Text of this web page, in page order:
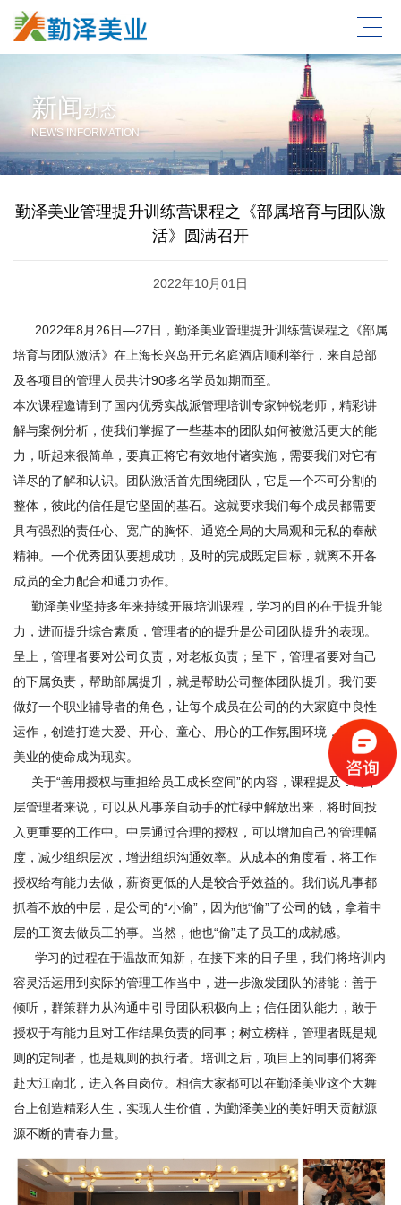
新闻动态
NEWS INFORMATION
勤泽美业管理提升训练营课程之《部属培育与团队激
活》圆满召开
2022年10月01日
2022年8月26日—27日，勤泽美业管理提升训练营课程之《部属
培育与团队激活》在上海长兴岛开元名庭酒店顺利举行，来自总部
及各项目的管理人员共计90多名学员如期而至。
本次课程邀请到了国内优秀实战派管理培训专家钟锐老师，精彩讲
解与案例分析，使我们掌握了一些基本的团队如何被激活更大的能
力，听起来很简单，要真正将它有效地付诸实施，需要我们对它有
详尽的了解和认识。团队激活首先围绕团队，它是一个不可分割的
整体，彼此的信任是它坚固的基石。这就要求我们每个成员都需要
具有强烈的责任心、宽广的胸怀、通览全局的大局观和无私的奉献
精神。一个优秀团队要想成功，及时的完成既定目标，就离不开各
成员的全力配合和通力协作。
勤泽美业坚持多年来持续开展培训课程，学习的目的在于提升能
力，进而提升综合素质，管理者的的提升是公司团队提升的表现。
呈上，管理者要对公司负责，对老板负责；呈下，管理者要对自己
的下属负责，帮助部属提升，就是帮助公司整体团队提升。我们要
做好一个职业辅导者的角色，让每个成员在公司的的大家庭中良性
运作，创造打造大爱、开心、童心、用心的工作氛围环境，让勤泽
美业的使命成为现实。
关于“善用授权与重担给员工成长空间”的内容，课程提及：对中
层管理者来说，可以从凡事亲自动手的忙碌中解放出来，将时间投
入更重要的工作中。中层通过合理的授权，可以增加自己的管理幅
度，减少组织层次，增进组织沟通效率。从成本的角度看，将工作
授权给有能力去做，薪资更低的人是较合乎效益的。我们说凡事都
抓着不放的中层，是公司的“小偷”，因为他“偷”了公司的钱，拿着中
层的工资去做员工的事。当然，他也“偷”走了员工的成就感。
学习的过程在于温故而知新，在接下来的日子里，我们将培训内
容灵活运用到实际的管理工作当中，进一步激发团队的潜能：善于
倾听，群策群力从沟通中引导团队积极向上；信任团队能力，敢于
授权于有能力且对工作结果负责的同事；树立榜样，管理者既是规
则的定制者，也是规则的执行者。培训之后，项目上的同事们将奔
赴大江南北，进入各自岗位。相信大家都可以在勤泽美业这个大舞
台上创造精彩人生，实现人生价值，为勤泽美业的美好明天贡献源
源不断的青春力量。